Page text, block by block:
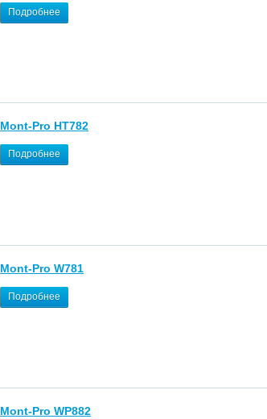
Подробнее
Mont-Pro HT782
Подробнее
Mont-Pro W781
Подробнее
Mont-Pro WP882